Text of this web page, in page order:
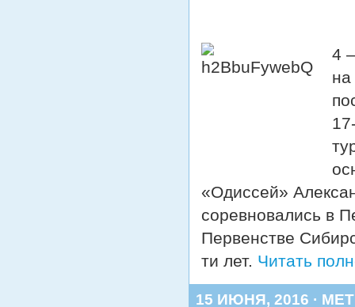
4
на
«Одиссей»
соревновались в
Первенстве
ти лет. Читать
15 ИЮНЯ, 2016 ·